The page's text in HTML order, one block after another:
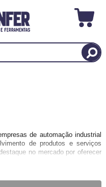
de automação industrial
de produtos e serviços
no mercado por oferecer